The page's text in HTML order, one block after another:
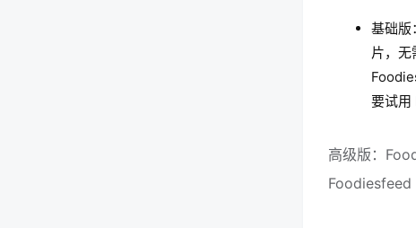
基础版
片，无
要试用
高级版：
Foodiesfeed